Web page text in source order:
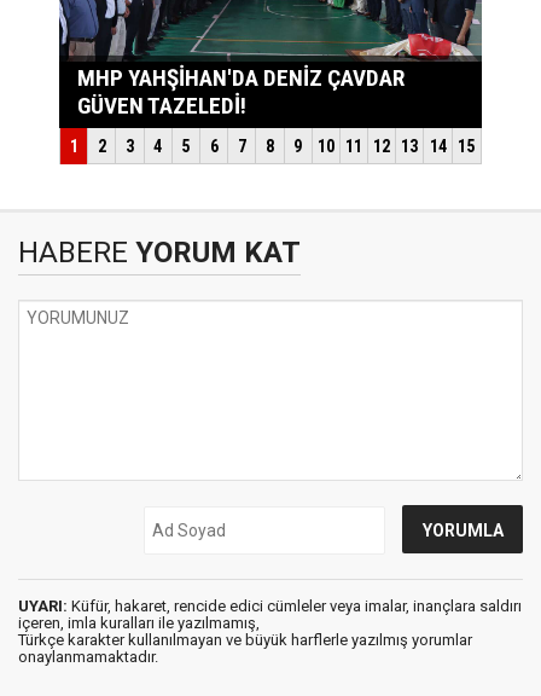
HABERE YORUM KAT
UYARI: Küfür, hakaret, rencide edici cümleler veya imalar, inançlara saldırı
içeren, imla kuralları ile yazılmamış,
Türkçe karakter kullanılmayan ve büyük harflerle yazılmış yorumlar
onaylanmamaktadır.